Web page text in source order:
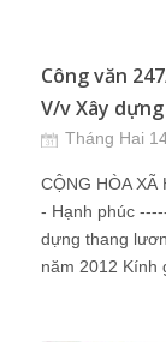
Công văn
V/v Xây
Tháng Hai
CỘNG HÒA
- Hạnh phúc
dựng thang
năm 2012 Kính